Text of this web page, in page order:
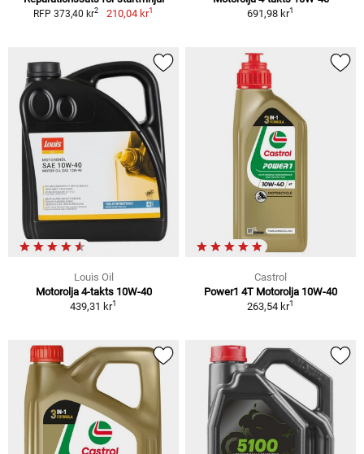
RFP 373,40 kr2 210,04 kr1
691,98 kr1
Louis Oil
Motorolja 4-takts 10W-40
439,31 kr1
Castrol
Power1 4T Motorolja 10W-40
263,54 kr1